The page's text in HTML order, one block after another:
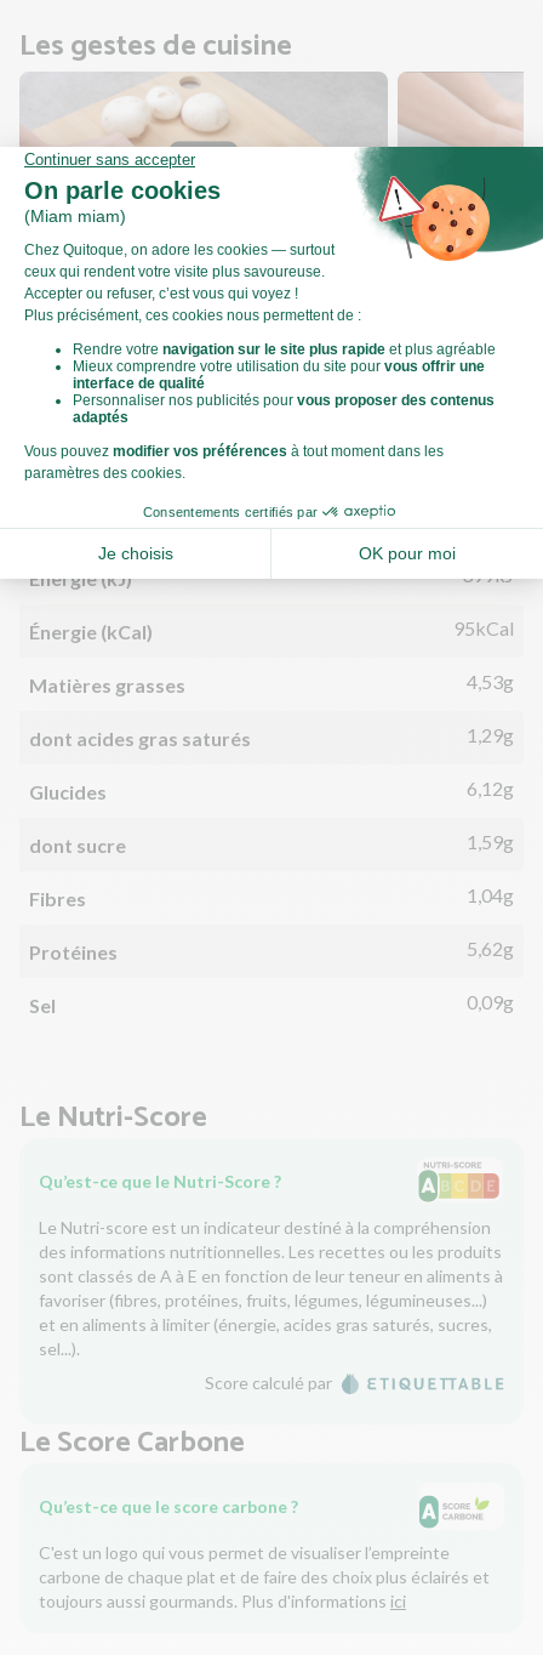
Les gestes de cuisine
Comment préparer des champignons de
Paris ?
Valeurs nutritionnelles
Par personne Pour 100g
Énergie (kJ) 399kJ
Énergie (kCal) 95kCal
Matières grasses 4,53g
dont acides gras saturés 1,29g
Glucides 6,12g
dont sucre 1,59g
Fibres 1,04g
Protéines 5,62g
Sel 0,09g
Le Nutri-Score
Qu’est-ce que le Nutri-Score ?
Le Nutri-score est un indicateur destiné à la compréhension
des informations nutritionnelles. Les recettes ou les produits
sont classés de A à E en fonction de leur teneur en aliments à
favoriser (fibres, protéines, fruits, légumes, légumineuses...)
et en aliments à limiter (énergie, acides gras saturés, sucres,
sel...).
Score calculé par
Le Score Carbone
Qu’est-ce que le score carbone ?
C'est un logo qui vous permet de visualiser l’empreinte
carbone de chaque plat et de faire des choix plus éclairés et
toujours aussi gourmands. Plus d'informations ici